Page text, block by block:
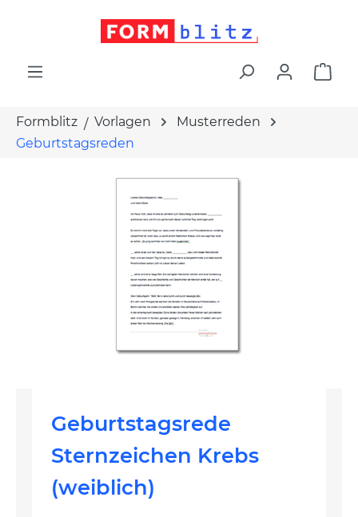
Formblitz Vorlagen
Musterreden
Geburtstagsreden
Geburtstagsrede
Sternzeichen Krebs
(weiblich)